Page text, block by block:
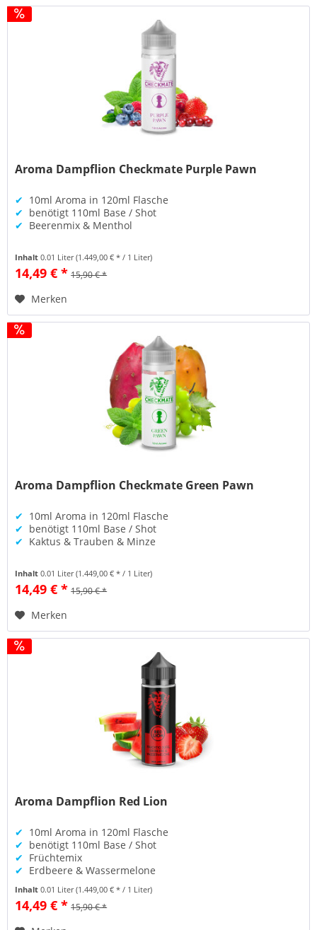
Aroma Dampflion Checkmate Purple Pawn
✔ 10ml Aroma in 120ml Flasche
✔ benötigt 110ml Base / Shot
✔ Beerenmix & Menthol
Inhalt0.01 Liter(1.449,00 € * / 1 Liter)
14,49 € * 15,90 € *
Merken
Aroma Dampflion Checkmate Green Pawn
✔ 10ml Aroma in 120ml Flasche
✔ benötigt 110ml Base / Shot
✔ Kaktus & Trauben & Minze
Inhalt0.01 Liter(1.449,00 € * / 1 Liter)
14,49 € * 15,90 € *
Merken
Aroma Dampflion Red Lion
✔ 10ml Aroma in 120ml Flasche
✔ benötigt 110ml Base / Shot
✔ Früchtemix
✔ Erdbeere & Wassermelone
Inhalt0.01 Liter(1.449,00 € * / 1 Liter)
14,49 € * 15,90 € *